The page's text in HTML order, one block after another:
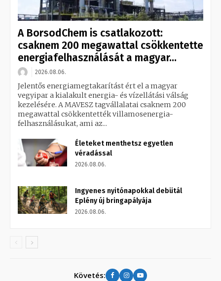
A BorsodChem is csatlakozott:
csaknem 200 megawattal csökkentette
energiafelhasználását a magyar...
2026.08.06.
Jelentős energiamegtakarítást ért el a magyar
vegyipar a kialakult energia- és vízellátási válság
kezelésére. A MAVESZ tagvállalatai csaknem 200
megawattal csökkentették villamosenergia-
felhasználásukat, ami az...
Életeket menthetsz egyetlen
véradással
2026.08.06.
Ingyenes nyitónapokkal debütál
Eplény új bringapályája
2026.08.06.
Követés: